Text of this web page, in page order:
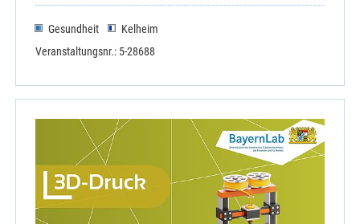
Gesundheit
Kelheim
Veranstaltungsnr.: 5-28688